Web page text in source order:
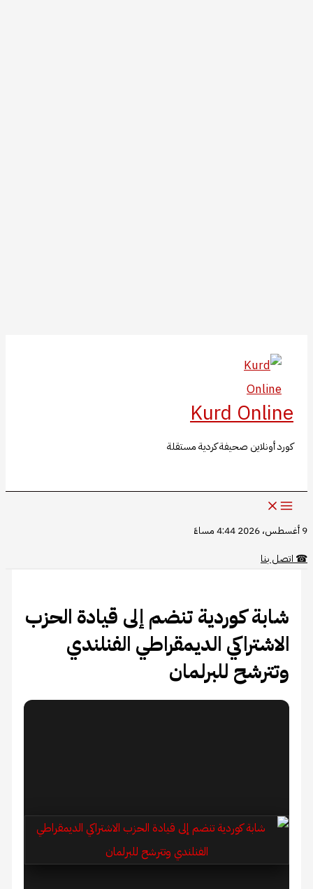
المحتوى
Kurd Online
كورد أونلاين صحيفة كردية مستقلة
9 أغسطس، 2026 4:44 مساءً
☎اتصل بنا
شابة كوردية تنضم إلى قيادة الحزب
الاشتراكي الديمقراطي الفنلندي
وتترشح للبرلمان